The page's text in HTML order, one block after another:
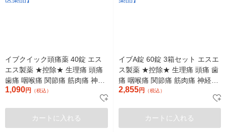
イブクイック頭痛薬 40錠 エス
エス製薬 ★控除★ 生理痛 頭痛
歯痛 咽喉痛 関節痛 筋肉痛 神経
痛 腰痛 肩こり痛【指定第2類医
1,090円 （税込）
カートに入れる
イブA錠 60錠 3箱セット エスエ
ス製薬 ★控除★ 生理痛 頭痛 歯
痛 咽喉痛 関節痛 筋肉痛 神経痛
腰痛 肩こり痛【指定第2類医薬
2,855円 （税込）
カートに入れる